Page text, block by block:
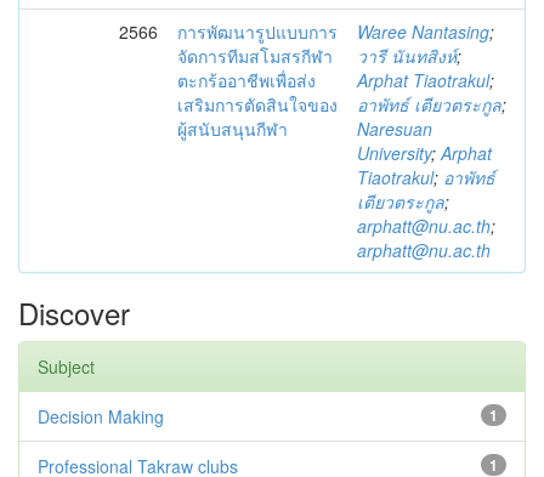
2566
การพัฒนารูปแบบการ
จัดการทีมสโมสรกีฬา
ตะกร้ออาชีพเพื่อส่ง
เสริมการตัดสินใจของ
ผู้สนับสนุนกีฬา
Waree Nantasing;
วารี นันทสิงห์;
Arphat Tiaotrakul;
อาพัทธ์ เตียวตระกูล;
Naresuan
University;Arphat
Tiaotrakul; อาพัทธ์
เตียวตระกูล;
arphatt@nu.ac.th;
arphatt@nu.ac.th
Discover
Subject
1
Decision Making
1
Professional Takraw clubs